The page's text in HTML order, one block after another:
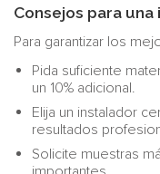
Consejos para
Para garantizar los
Pida suficiente
un 10% adicional.
Elija un instalador
resultados
Solicite muestras